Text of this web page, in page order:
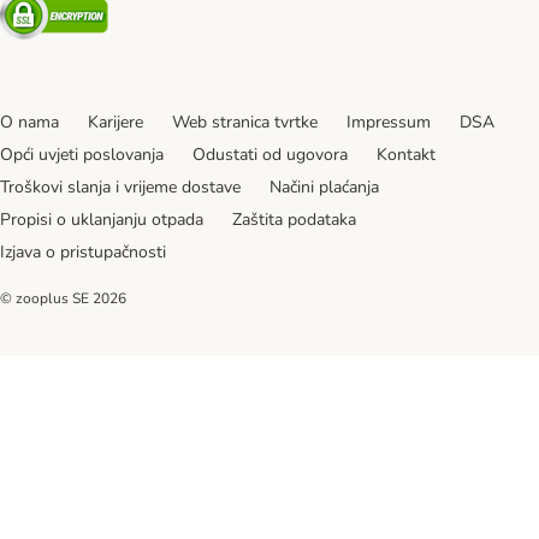
O nama Karijere Web stranica tvrtke Impressum
DSA
Opći uvjeti poslovanja
Odustati od ugovora
Kontakt
Troškovi slanja i vrijeme dostave
Načini plaćanja
Propisi o uklanjanju otpada
Zaštita podataka
Izjava o pristupačnosti
© zooplus SE 2026